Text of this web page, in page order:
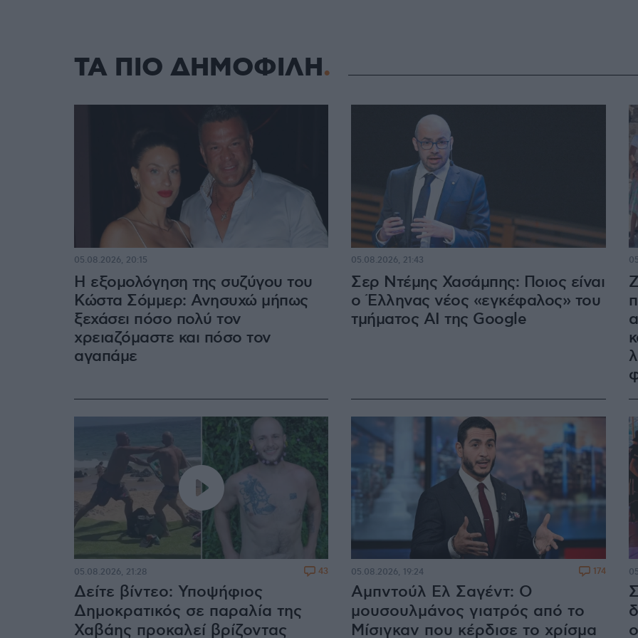
ΤΑ ΠΙΟ ΔΗΜΟΦΙΛΗ
Η εξομολόγηση της συζύγου του
Κώστα Σόμμερ: Ανησυχώ μήπως
ξεχάσει πόσο πολύ τον
χρειαζόμαστε και πόσο τον
αγαπάμε
05.08.2026, 20:15
Σερ Ντέμης Χασάμπης: Ποιος είναι
ο Έλληνας νέος «εγκέφαλος» του
τμήματος AI της Google
05.08.2026, 21:43
Δείτε βίντεο: Υποψήφιος
Δημοκρατικός σε παραλία της
Χαβάης προκαλεί βρίζοντας
05.08.2026, 21:28 43
Αμπντούλ Ελ Σαγέντ: Ο
μουσουλμάνος γιατρός από το
Μίσιγκαν που κέρδισε το χρίσμα
05.08.2026, 19:24 174